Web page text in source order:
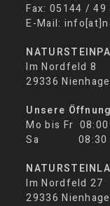
Fax: 05144 / 49
E-Mail:
Im Nordfeld 8
29336
Unsere
Mo bis Fr
Sa 08:30 –
Im Nordfeld 27
29336